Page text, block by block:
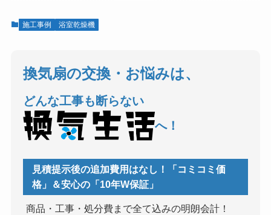
施工事例 浴室乾燥機
換気扇の交換・お悩みは、
どんな工事も断らない
へ！
見積提示後の追加費用はなし！「コミコミ価
格」＆安心の「10年W保証」
商品・工事・処分費まで全て込みの明朗会計！